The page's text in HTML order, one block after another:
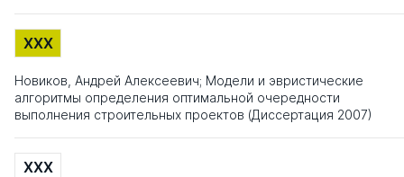
XXX
Новиков, Андрей Алексеевич; Модели и эвристические
алгоритмы определения оптимальной очередности
выполнения строительных проектов (Диссертация 2007)
XXX